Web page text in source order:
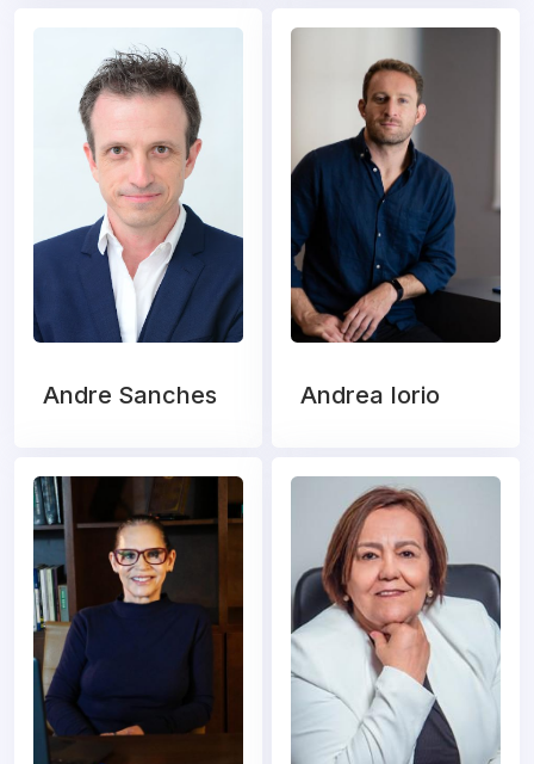
Andre Sanches Andrea Iorio